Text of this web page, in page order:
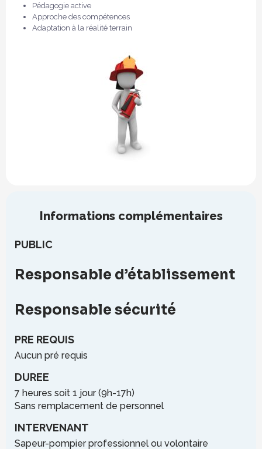
Pédagogie active
Approche des compétences
Adaptation à la réalité terrain
Informations complémentaires
PUBLIC
Responsable d’établissement
Responsable sécurité
PRE REQUIS
Aucun pré requis
DUREE
7 heures soit 1 jour (9h-17h)
Sans remplacement de personnel
INTERVENANT
Sapeur-pompier professionnel ou volontaire